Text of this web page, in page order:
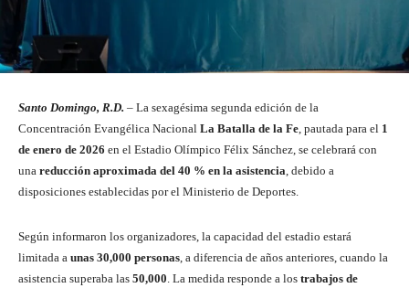
Santo Domingo, R.D. – La sexagésima segunda edición de la
Concentración Evangélica Nacional La Batalla de la Fe , pautada para el 1
de enero de 2026 en el Estadio Olímpico Félix Sánchez, se celebrará con
una reducción aproximada del 40 % en la asistencia , debido a
disposiciones establecidas por el Ministerio de Deportes.
Según informaron los organizadores, la capacidad del estadio estará
limitada a unas 30,000 personas , a diferencia de años anteriores, cuando la
asistencia superaba las 50,000 . La medida responde a los trabajos de